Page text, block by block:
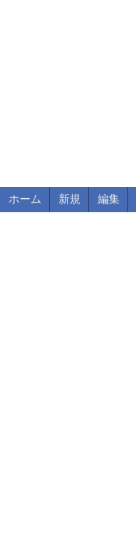
ホーム 新規 編集